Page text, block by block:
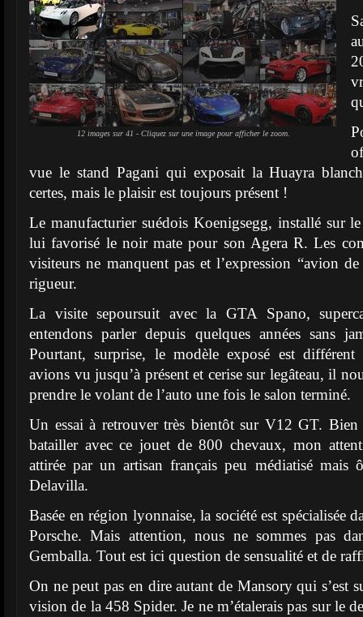
12 images sur 41 - Cliquez sur une image pour afficher le zoom.
vue le stand Pagani qui exposait la Huayra
certes, mais le plaisir est toujours présent !
Le manufacturier suédois Koenigsegg, installé sur
lui favorisé le noir mate pour son Agera R. Les
visiteurs ne manquent pas et lʼexpression “avion de
rigueur.
La visite sepoursuit avec la GTA Spano,
entendons parler depuis quelques années sans
Pourtant, surprise, le modèle exposé est
avions vu jusquʼà présent et cerise sur legâteau, il
prendre le volant de lʼauto une fois le salon terminé.
Un essai à retrouver très bientôt sur V12 GT. Bien
batailler avec ce jouet de 800 chevaux, mon
attirée par un artisan français peu médiatisé mais
Delavilla.
Basée en région lyonnaise, la société est spécialisée
Porsche. Mais attention, nous ne sommes pas
Gemballa. Tout est ici question de sensualité et de
On ne peut pas en dire autant de Mansory qui sʼest
vision de la 458 Spider. Je ne mʼétalerais pas sur le